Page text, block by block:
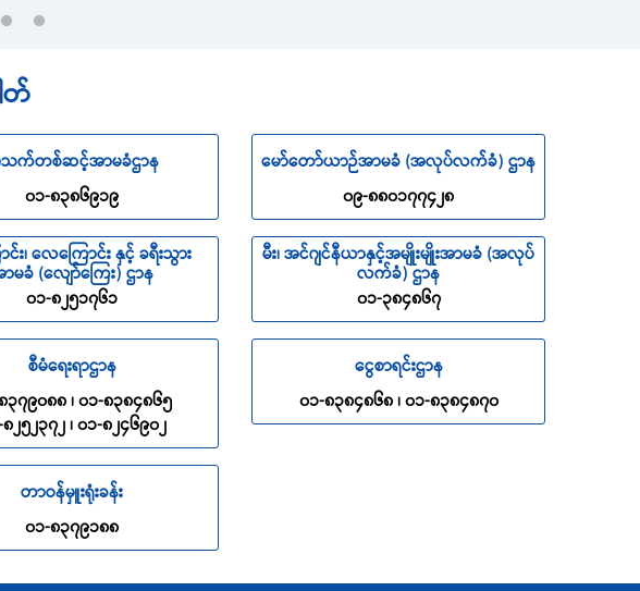
တ်
က်တစ်ဆင့်အာမခံဌာန
၀၁-၈၃၈၆၉၁၉
မော်တော်ယာဉ်အာမခံ (အလုပ်လက်ခံ) ဌာန
၀၉-၈၈၀၁၇၇၄၂၈
င်း၊ လေကြောင်း နှင့် ခရီးသွား
မခံ (လျော်ကြေး) ဌာန
၀၁-၈၂၅၁၇၆၁
မီး၊ အင်ဂျင်နီယာနှင့်အမျိုးမျိုးအာမခံ (အလုပ်
လက်ခံ) ဌာန
၀၁-၃၈၄၈၆၇
စီမံရေးရာဌာန
၃၇၉၀၈၈ ၊ ၀၁-၈၃၈၄၈၆၅
၂၅၂၃၇၂ ၊ ၀၁-၈၂၄၆၉၀၂
ငွေစာရင်းဌာန
၀၁-၈၃၈၄၈၆၈ ၊ ၀၁-၈၃၈၄၈၇၀
တာဝန်မှူးရုံးခန်း
၀၁-၈၃၇၉၁၈၈